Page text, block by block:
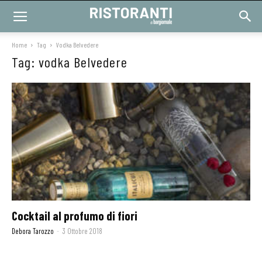
Home Tag Vodka Belvedere
Tag: vodka Belvedere
Cocktail al profumo di fiori
Debora Tarozzo - 3 Ottobre 2018